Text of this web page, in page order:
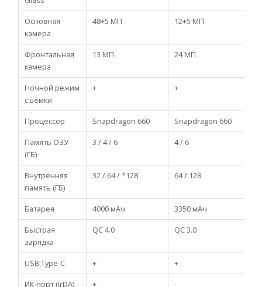
Основная
камера
48+5 МП 12+5 МП
Фронтальная
камера
13 МП 24 МП
Ночной режим
съёмки
+ +
Процессор Snapdragon 660 Snapdragon 660
Память ОЗУ
(ГБ)
3 / 4 / 6 4 / 6
Внутренняя
память (ГБ)
32 / 64 / *128 64 / 128
Батарея 4000 мАч 3350 мАч
Быстрая
зарядка
QC 4.0 QC 3.0
USB Type-C + +
ИК-порт (IrDA)
+ -